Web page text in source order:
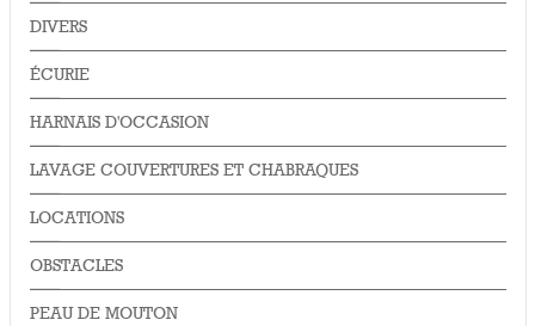
DIVERS
ÉCURIE
HARNAIS D'OCCASION
LAVAGE COUVERTURES ET CHABRAQUES
LOCATIONS
OBSTACLES
PEAU DE MOUTON